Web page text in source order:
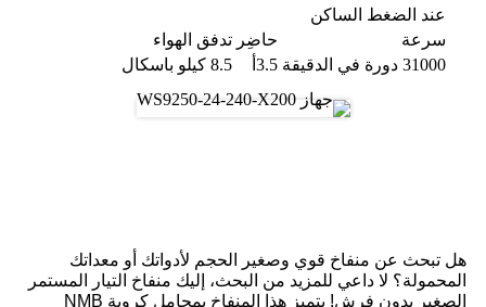
عند الضغط الساكن
سرعة
حاضِر تدفق الهواء
31000 دورة في الدقيقة
3.5أ 8.5 كيلو باسكال
هل تبحث عن منفاخ قوي وصغير الحجم لأدواتك أو معداتك
المحمولة؟ لا داعي للمزيد من البحث، إليك منفاخ التيار المستمر
الصغير بدون فرش! يتميز هذا المنفاخ بمحامل كروية NMB